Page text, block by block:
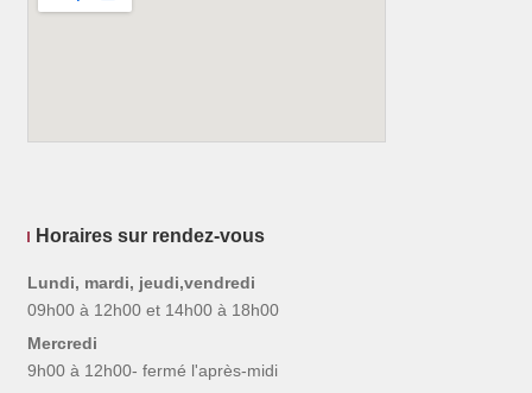
Horaires sur rendez-vous
Lundi, mardi, jeudi,vendredi
09h00 à 12h00 et 14h00 à 18h00
Mercredi
9h00 à 12h00- fermé l'après-midi